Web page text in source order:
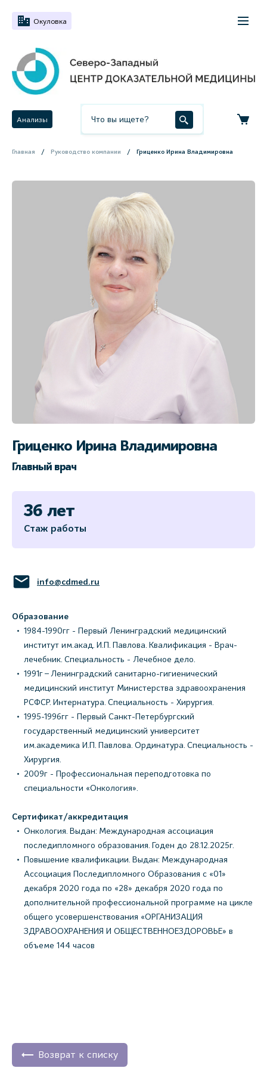
Окуловка
Анализы
Главная Руководство компании Гриценко Ирина Владимировна
Гриценко Ирина Владимировна
Главный врач
36 лет
Стаж работы
info@cdmed.ru
Образование
1984-1990гг - Первый Ленинградский медицинский
институт им.акад. И.П. Павлова. Квалификация - Врач-
лечебник. Специальность - Лечебное дело.
1991г – Ленинградский санитарно-гигиенический
медицинский институт Министерства здравоохранения
РСФСР. Интернатура. Специальность - Хирургия.
1995-1996гг - Первый Санкт-Петербургский
государственный медицинский университет
им.академика И.П. Павлова. Ординатура. Специальность -
Хирургия.
2009г - Профессиональная переподготовка по
специальности «Онкология».
Сертификат/аккредитация
Онкология. Выдан: Международная ассоциация
последипломного образования. Годен до 28.12.2025г.
Повышение квалификации. Выдан: Международная
Ассоциация Последипломного Образования с «01»
декабря 2020 года по «28» декабря 2020 года по
дополнительной профессиональной программе на цикле
общего усовершенствования «ОРГАНИЗАЦИЯ
ЗДРАВООХРАНЕНИЯ И ОБЩЕСТВЕННОЕЗДОРОВЬЕ» в
объеме 144 часов
Возврат к списку